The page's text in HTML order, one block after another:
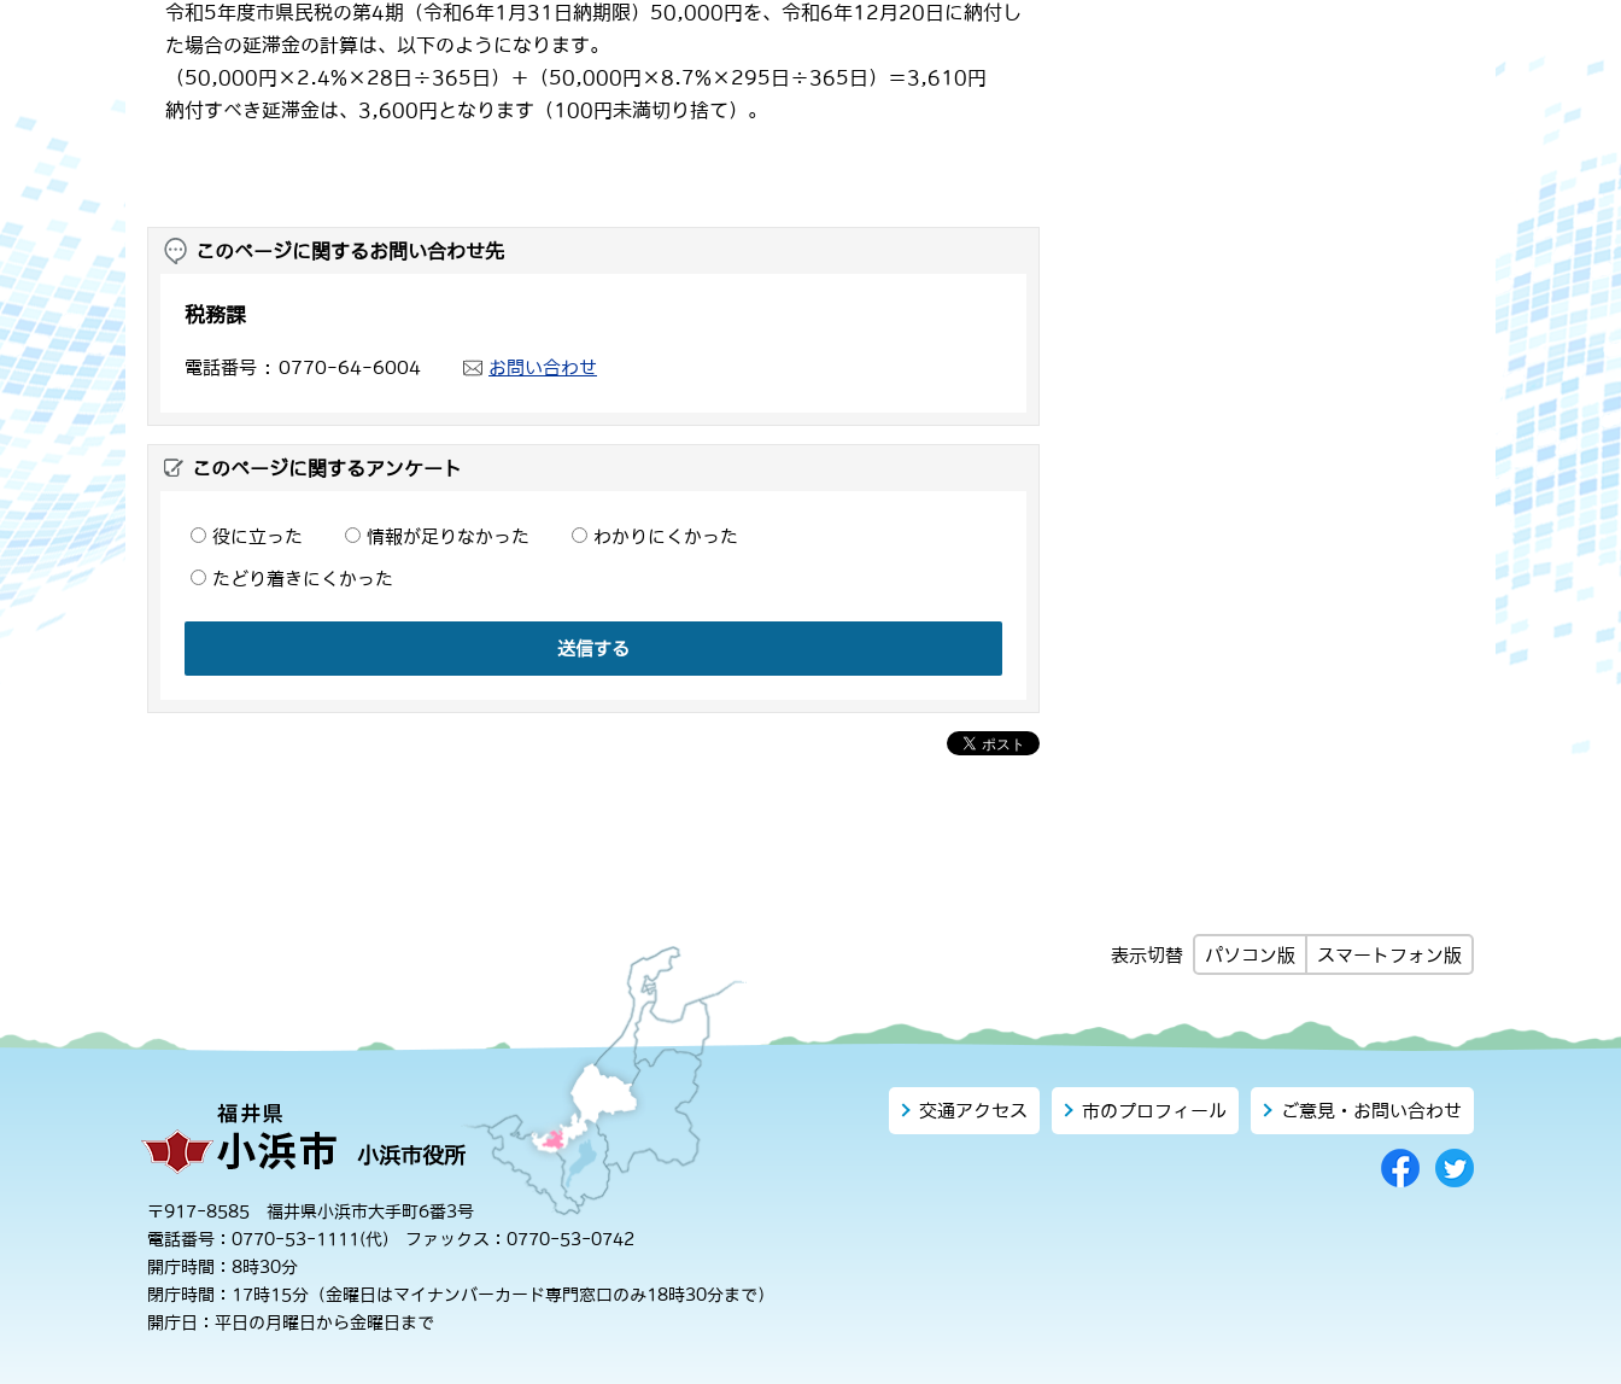
令和5年度市県民税の第4期（令和6年1月31日納期限）50,000円を、令和6年12月20日に納付し
た場合の延滞金の計算は、以下のようになります。
（50,000円×2.4%×28日÷365日）＋（50,000円×8.7%×295日÷365日）＝3,610円
納付すべき延滞金は、3,600円となります（100円未満切り捨て）。
このページに関するお問い合わせ先
税務課
電話番号 0770-64-6004 お問い合わせ
このページに関するアンケート
役に立った 情報が足りなかった わかりにくかった
たどり着きにくかった
送信する
表示切替 パソコン版 スマートフォン版
小浜市役所
〒917-8585 福井県小浜市大手町6番3号
電話番号：0770-53-1111(代) ファックス：0770-53-0742
開庁時間：8時30分
閉庁時間：17時15分（金曜日はマイナンバーカード専門窓口のみ18時30分まで）
開庁日：平日の月曜日から金曜日まで
交通アクセス 市のプロフィール ご意見・お問い合わせ